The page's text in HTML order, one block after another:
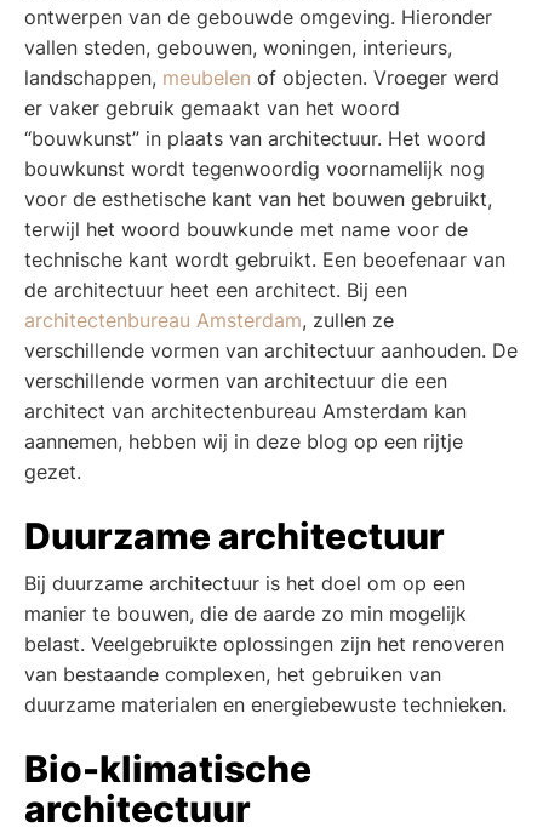
ontwerpen van de gebouwde omgeving. Hieronder
vallen steden, gebouwen, woningen, interieurs,
landschappen, meubelen of objecten. Vroeger werd
er vaker gebruik gemaakt van het woord
“bouwkunst” in plaats van architectuur. Het woord
bouwkunst wordt tegenwoordig voornamelijk nog
voor de esthetische kant van het bouwen gebruikt,
terwijl het woord bouwkunde met name voor de
technische kant wordt gebruikt. Een beoefenaar van
de architectuur heet een architect. Bij een
architectenbureau Amsterdam, zullen ze
verschillende vormen van architectuur aanhouden. De
verschillende vormen van architectuur die een
architect van architectenbureau Amsterdam kan
aannemen, hebben wij in deze blog op een rijtje
gezet.
Duurzame architectuur
Bij duurzame architectuur is het doel om op een
manier te bouwen, die de aarde zo min mogelijk
belast. Veelgebruikte oplossingen zijn het renoveren
van bestaande complexen, het gebruiken van
duurzame materialen en energiebewuste technieken.
Bio-klimatische
architectuur